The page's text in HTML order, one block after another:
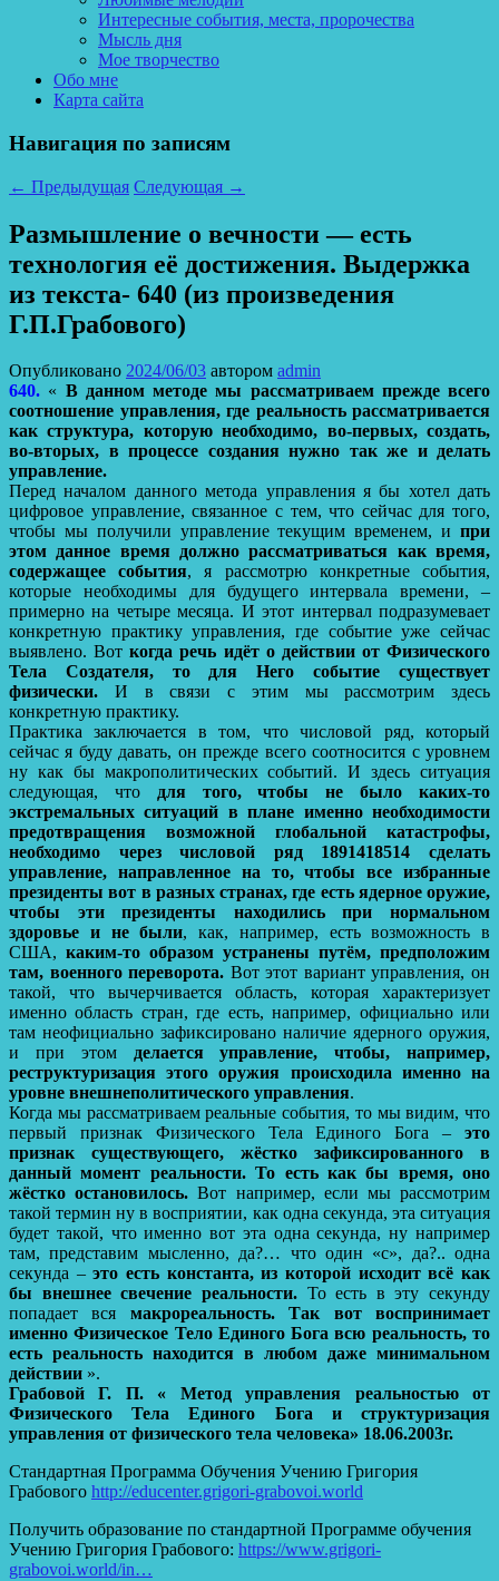
Интересные события, места, пророчества
Мысль дня
Мое творчество
Обо мне
Карта сайта
Навигация по записям
← Предыдущая Следующая →
Размышление о вечности — есть
технология её достижения. Выдержка
из текста- 640 (из произведения
Г.П.Грабового)
Опубликовано 2024/06/03 автором admin
640. « В данном методе мы рассматриваем прежде всего
соотношение управления, где реальность рассматривается
как структура, которую необходимо, во-первых, создать,
во-вторых, в процессе создания нужно так же и делать
управление.
Перед началом данного метода управления я бы хотел дать
цифровое управление, связанное с тем, что сейчас для того,
чтобы мы получили управление текущим временем, и при
этом данное время должно рассматриваться как время,
содержащее события, я рассмотрю конкретные события,
которые необходимы для будущего интервала времени, –
примерно на четыре месяца. И этот интервал подразумевает
конкретную практику управления, где событие уже сейчас
выявлено. Воткогда речь идёт о действии от Физического
Тела Создателя, то для Него событие существует
физически. И в связи с этим мы рассмотрим здесь
конкретную практику.
Практика заключается в том, что числовой ряд, который
сейчас я буду давать, он прежде всего соотносится с уровнем
ну как бы макрополитических событий. И здесь ситуация
следующая, что для того, чтобы не было каких-то
экстремальных ситуаций в плане именно необходимости
предотвращения возможной глобальной катастрофы,
необходимо через числовой ряд 1891418514 сделать
управление, направленное на то, чтобы все избранные
президенты вот в разных странах, где есть ядерное оружие,
чтобы эти президенты находились при нормальном
здоровье и не были, как, например, есть возможность в
США, каким-то образом устранены путём, предположим
там, военного переворота. Вот этот вариант управления, он
такой, что вычерчивается область, которая характеризует
именно область стран, где есть, например, официально или
там неофициально зафиксировано наличие ядерного оружия,
и при этом делается управление, чтобы, например,
реструктуризация этого оружия происходила именно на
уровне внешнеполитического управления.
Когда мы рассматриваем реальные события, то мы видим, что
первый признак Физического Тела Единого Бога – это
признак существующего, жёстко зафиксированного в
данный момент реальности. То есть как бы время, оно
жёстко остановилось. Вот например, если мы рассмотрим
такой термин ну в восприятии, как одна секунда, эта ситуация
будет такой, что именно вот эта одна секунда, ну например
там, представим мысленно, да?… что один «с», да?.. одна
секунда –это есть константа, из которой исходит всё как
бы внешнее свечение реальности.То есть в эту секунду
попадает вся макрореальность. Так вот воспринимает
именно Физическое Тело Единого Бога всю реальность, то
есть реальность находится в любом даже минимальном
действии ».
Грабовой Г. П. « Метод управления реальностью от
Физического Тела Единого Бога и структуризация
управления от физического тела человека» 18.06.2003г.
Стандартная Программа Обучения Учению Григория
Грабового http://educenter.grigori-grabovoi.world
Получить образование по стандартной Программе обучения
Учению Григория Грабового: https://www.grigori-
grabovoi.world/in…